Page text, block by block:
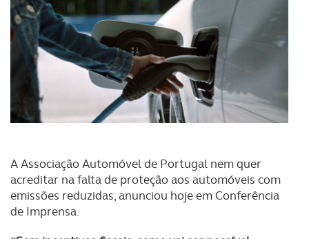
A Associação Automóvel de Portugal nem quer
acreditar na falta de proteção aos automóveis com
emissões reduzidas, anunciou hoje em Conferência
de Imprensa.